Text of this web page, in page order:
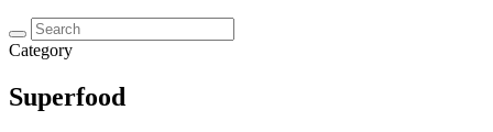
Category
Superfood